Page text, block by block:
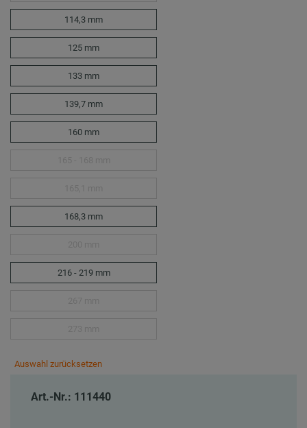
114,3 mm
125 mm
133 mm
139,7 mm
160 mm
168,3 mm
216 - 219 mm
Auswahl zurücksetzen
Art.-Nr.: 111440